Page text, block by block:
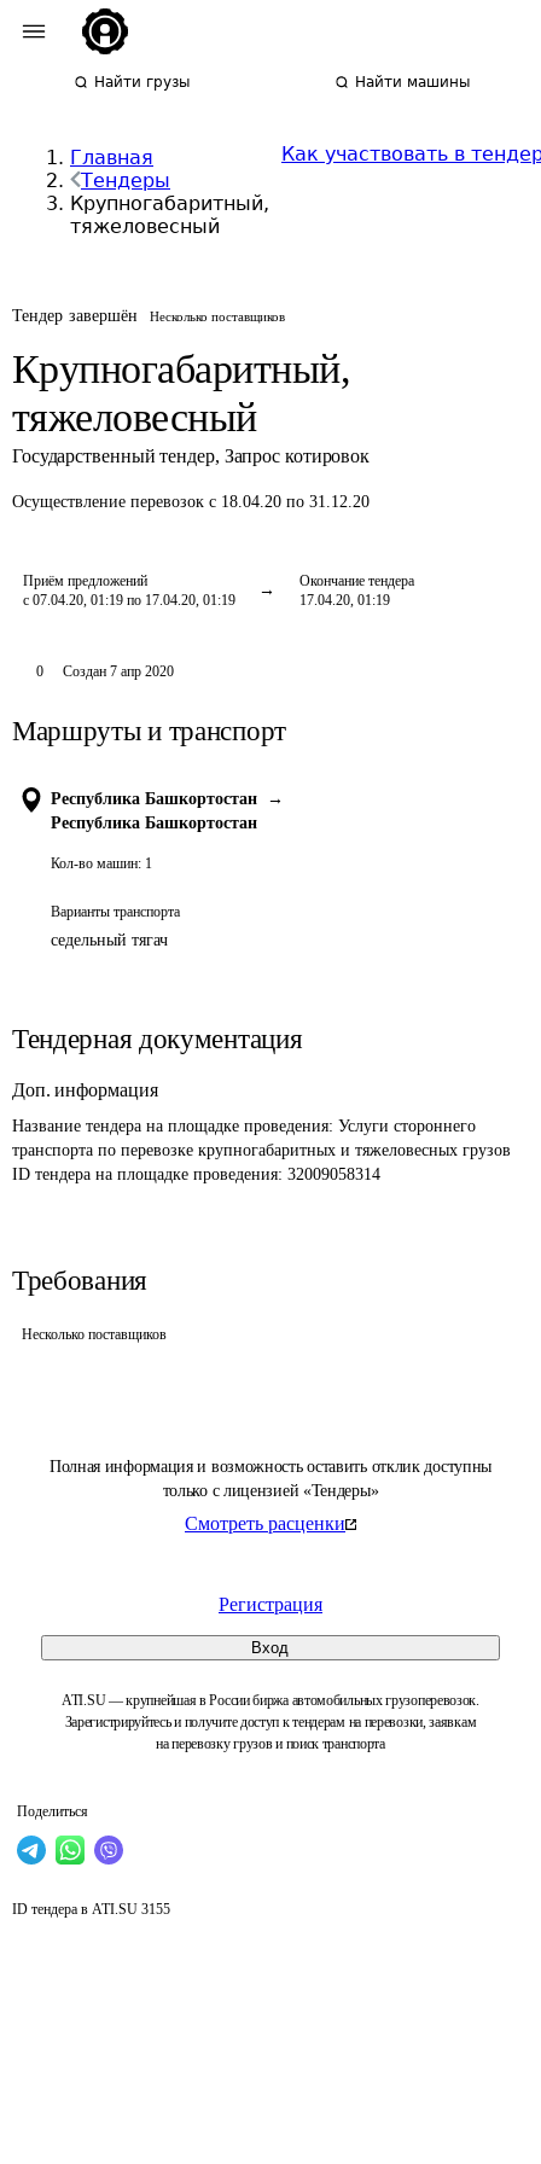
Найти грузы Найти машины
Главная
Тендеры
Крупногабаритный,
тяжеловесный
Как участвовать в
Тендер завершён Несколько поставщиков
Крупногабаритный,
тяжеловесный
Государственный тендер, Запрос котировок
Осуществление перевозок с 18.04.20 по 31.12.20
Приём предложений
с 07.04.20, 01:19 по 17.04.20, 01:19
Окончание тендера
17.04.20, 01:19
Полная информация и возможность оставить отклик доступны
только с лицензией «Тендеры»
Смотреть расценки
Регистрация
Вход
ATI.SU — крупнейшая в России биржа автомобильных грузоперевозок.
Зарегистрируйтесь и получите доступ к тендерам на перевозки, заявкам
на перевозку грузов и поиск транспорта
Поделиться
0 Создан 7 апр 2020
Маршруты и транспорт
Республика Башкортостан
→
Республика Башкортостан
Кол-во машин: 1
Варианты транспорта
седельный тягач
Тендерная документация
Доп. информация
Название тендера на площадке проведения: Услуги стороннего
транспорта по перевозке крупногабаритных и тяжеловесных грузов
ID тендера на площадке проведения: 32009058314
Требования
Несколько поставщиков
ID тендера в ATI.SU 3155